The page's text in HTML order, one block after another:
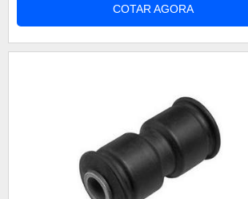
bomba injetora diesel ducato é muito
zelar pelo funcionamento preciso das
COTAR AGORA